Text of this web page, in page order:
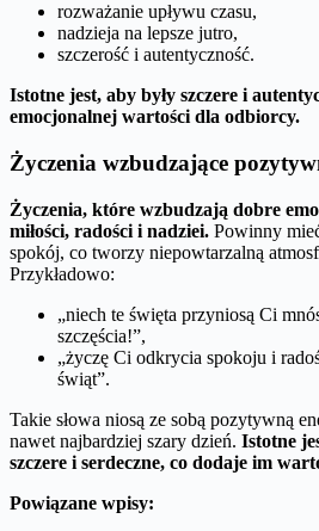
rozważanie upływu czasu,
nadzieja na lepsze jutro,
szczerość i autentyczność.
Istotne jest, aby były szczere i
emocjonalnej wartości dla odbiorcy.
Życzenia wzbudzające
Życzenia, które wzbudzają dobre
miłości, radości i nadziei. Powinny
spokój, co tworzy niepowtarzalną
Przykładowo:
„niech te święta przyniosą Ci
szczęścia!”,
„życzę Ci odkrycia spokoju i
świąt”.
Takie słowa niosą ze sobą pozytywną
nawet najbardziej szary dzień. Istotne
szczere i serdeczne, co dodaje im
Powiązane wpisy: